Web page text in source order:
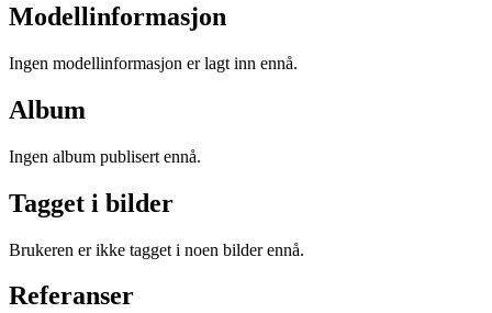
Modellinformasjon
Ingen modellinformasjon er lagt inn ennå.
Album
Ingen album publisert ennå.
Tagget i bilder
Brukeren er ikke tagget i noen bilder ennå.
Referanser